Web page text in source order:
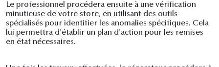
Le professionnel procédera ensuite à une vérification
minutieuse de votre store, en utilisant des outils
spécialisés pour identifier les anomalies spécifiques. Cela
lui permettra d'établir un plan d'action pour les remises
en état nécessaires.